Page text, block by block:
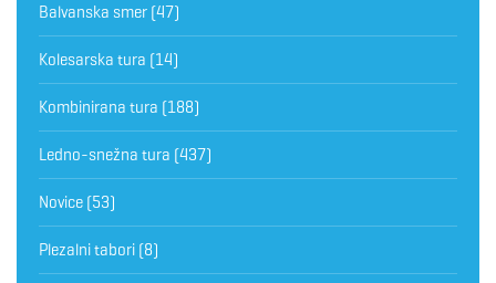
Balvanska smer (47)
Kolesarska tura (14)
Kombinirana tura (188)
Ledno-snežna tura (437)
Novice (53)
Plezalni tabori (8)